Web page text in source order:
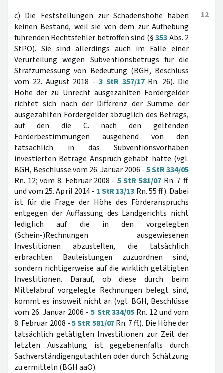
12
c) Die Feststellungen zur Schadenshöhe haben
keinen Bestand, weil sie von dem zur Aufhebung
führenden Rechtsfehler betroffen sind (§353Abs. 2
StPO). Sie sind allerdings auch im Falle einer
Verurteilung wegen Subventionsbetrugs für die
Strafzumessung von Bedeutung (BGH, Beschluss
vom 22. August 2018 - 3 StR 357/17Rn. 26). Die
Höhe der zu Unrecht ausgezahlten Fördergelder
richtet sich nach der Differenz der Summe der
ausgezahlten Fördergelder abzüglich des Betrags,
auf den die C. nach den geltenden
Förderbestimmungen ausgehend von den
tatsächlich in das Subventionsvorhaben
investierten Beträge Anspruch gehabt hätte (vgl.
BGH, Beschlüsse vom 26. Januar 2006 -5 StR 334/05
Rn. 12; vom 8. Februar 2008 - 5 StR 581/07 Rn. 7 ff.
und vom 25. April 2014 - 1 StR 13/13 Rn. 55 ff.). Dabei
ist für die Frage der Höhe des Förderanspruchs
entgegen der Auffassung des Landgerichts nicht
lediglich auf die in den vorgelegten
(Schein-)Rechnungen ausgewiesenen
Investitionen abzustellen, die tatsächlich
erbrachten Bauleistungen zuzuordnen sind,
sondern richtigerweise auf die wirklich getätigten
Investitionen. Darauf, ob diese durch beim
Mittelabruf vorgelegte Rechnungen belegt sind,
kommt es insoweit nicht an (vgl. BGH, Beschlüsse
vom 26. Januar 2006 -5 StR 334/05Rn. 12 und vom
8. Februar 2008 -5 StR 581/07Rn. 7 ff.). Die Höhe der
tatsächlich getätigten Investitionen zur Zeit der
letzten Auszahlung ist gegebenenfalls durch
Sachverständigengutachten oder durch Schätzung
zu ermitteln (BGH aaO).